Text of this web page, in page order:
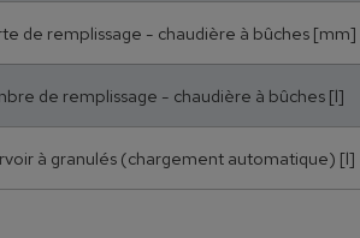
de remplissage - chaudière à bûches
de remplissage - chaudière à bûches [l]
à granulés (chargement automatique) [l]